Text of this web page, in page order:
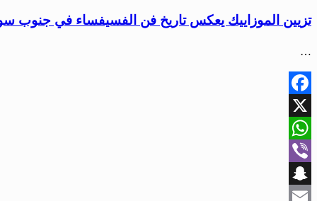
تزيين الموزاييك يعكس تاريخ فن الفسيفساء في جنوب
…
Facebook
X
WhatsApp
Viber
Snapchat